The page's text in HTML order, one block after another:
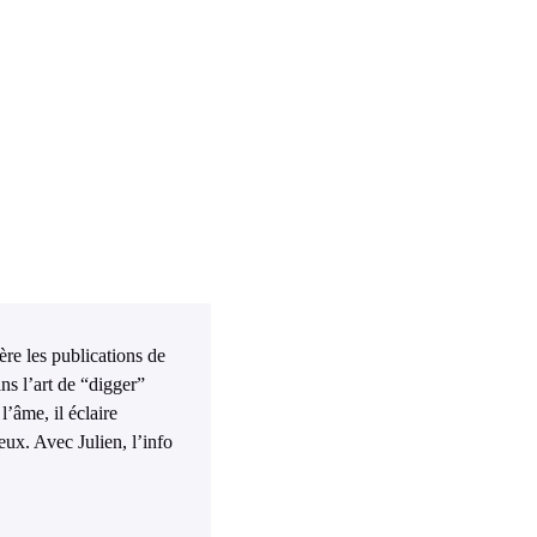
les publications de
l’art de “digger”
il éclaire
Avec Julien, l’info